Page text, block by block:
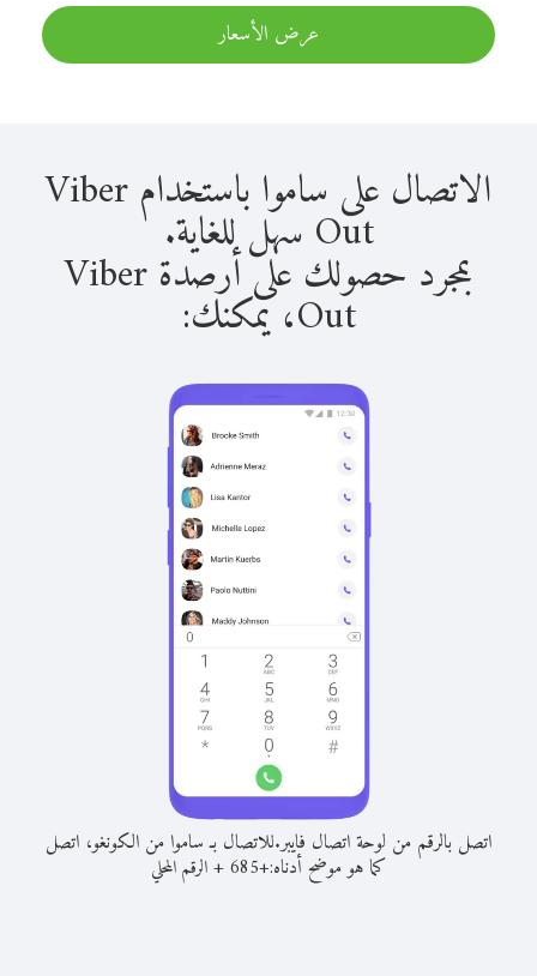
عرض الأسعار
الاتصال على ساموا باستخدام Viber
Out سهل للغاية.
بمجرد حصولك على أرصدة Viber
Out، يمكنك:
اتصل بالرقم من لوحة اتصال فايبر.للاتصال بـ ساموا من الكونغو، اتصل
كما هو موضح أدناه:+
685
+الرقم المحلي